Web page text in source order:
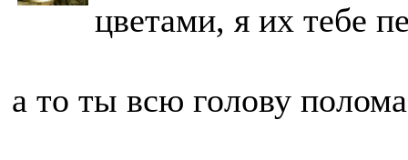
цветами, я их тебе
а то ты всю голову